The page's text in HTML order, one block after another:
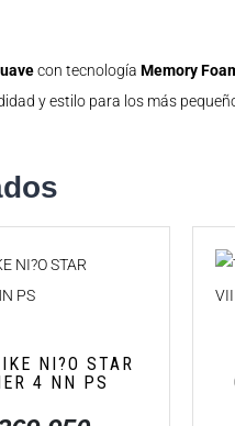
con tecnología Memory
y estilo para los más
NI?O STAR
4 NN PS